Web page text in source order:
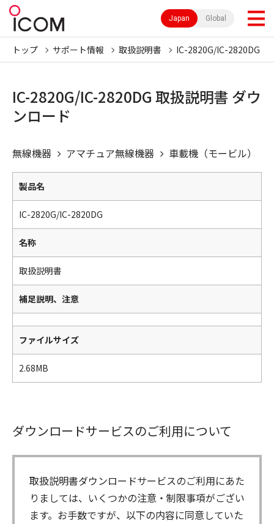
Japan Global
トップ サポート情報 取扱説明書 IC-2820G/IC-2820DG
IC-2820G/IC-2820DG 取扱説明書 ダウ
ンロード
無線機器 アマチュア無線機器 車載機（モービル）
製品名
IC-2820G/IC-2820DG
名称
取扱説明書
補足説明、注意
ファイルサイズ
2.68MB
ダウンロードサービスのご利用について
取扱説明書ダウンロードサービスのご利用にあた
りましては、いくつかの注意・制限事項がござい
ます。お手数ですが、以下の内容に同意していた